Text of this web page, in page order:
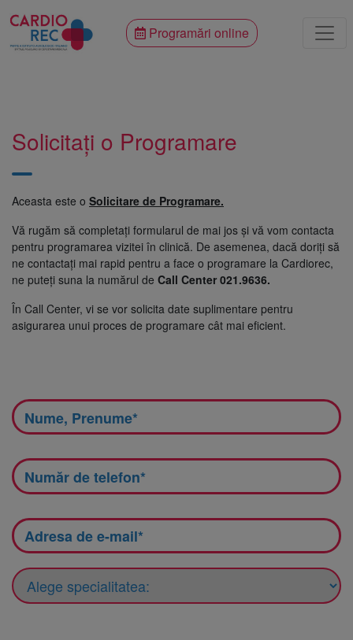
Programări online
Solicitați o Programare
Aceasta este o Solicitare de Programare.
Vă rugăm să completați formularul de mai jos și vă vom contacta
pentru programarea vizitei în clinică. De asemenea, dacă doriți să
ne contactați mai rapid pentru a face o programare la Cardiorec,
ne puteți suna la numărul de Call Center 021.9636.
În Call Center, vi se vor solicita date suplimentare pentru
asigurarea unui proces de programare cât mai eficient.